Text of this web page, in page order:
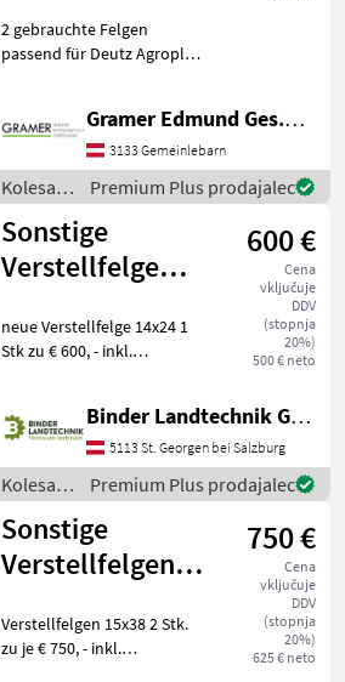
2 gebrauchte Felgen
passend für Deutz Agroplus
andere Fabrikate. Lockkreis
8x203 Innenloch 140mm
Lattenmaß auße
Gramer Edmund Ges.m.b.H.
3133 Gemeinlebarn
Kolesa,
platišča
in
pnevmatike
/
Premium Plus prodajalec
Sonstige
Verstellfelge
600 €
Cena
vključuje
DDV
(stopnja
20%)
500 € neto
neue Verstellfelge 14x24 1
Stk zu € 600, - inkl.
platišča Kolesa, platišča in
pnevmatike Druga kolesa,
platišča in pnevmatike
Binder Landtechnik GmbH & CoKG
5113 St. Georgen bei Salzburg
Kolesa,
platišča
in
pnevmatike
/
Premium Plus prodajalec
Sonstige
Verstellfelgen
750 €
Cena
vključuje
DDV
(stopnja
20%)
625 € neto
Verstellfelgen 15x38 2 Stk.
zu je € 750, - inkl.